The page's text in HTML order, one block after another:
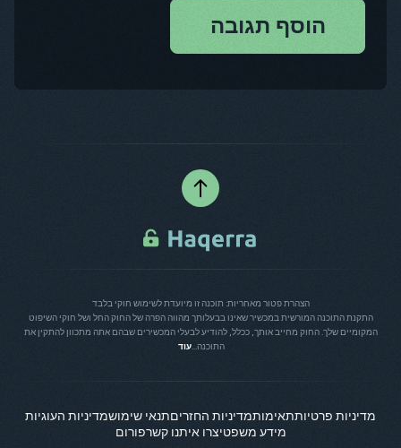
הוסף תגובה
הצהרת פטור מאחריות: תוכנה זו מיועדת לשימוש חוקי בלבד
התקנת התוכנה המורשית במכשיר שאינו בבעלותך מהווה הפרה של החוק החל ושל חוקי השיפוט
המקומיים שלך. החוק מחייב אותך, ככלל, להודיע לבעלי המכשירים שבהם אתה מתכוון להתקין את
התוכנה... עוד
מדיניות פרטיותתאימותמדיניות החזריםתנאי שימושמדיניות העוגיות
מידע משפטיצרו איתנו קשרפורום